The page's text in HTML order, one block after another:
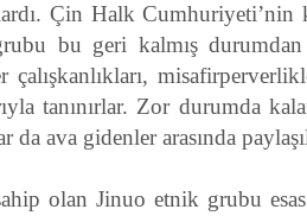
Çin Halk Cumhuriyeti’nin
bu geri kalmış
çalışkanlıkları,
tanınırlar. Zor durumda
da ava gidenler arasında
olan Jinuo etnik grubu